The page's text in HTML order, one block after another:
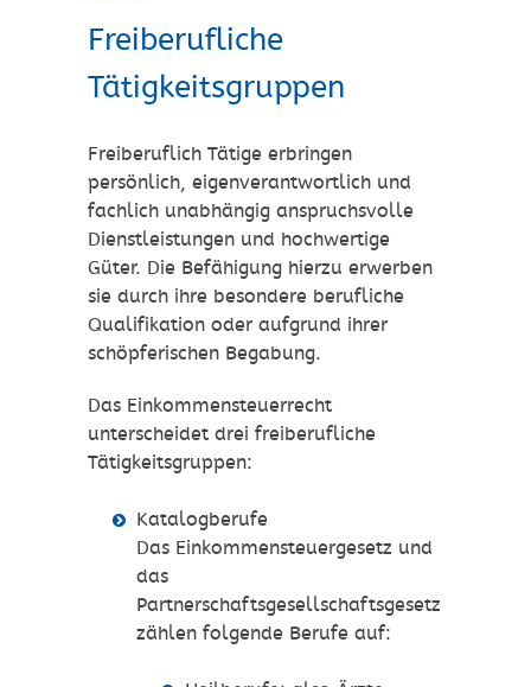
Freiberufliche
Tätigkeitsgruppen
Freiberuflich Tätige erbringen
persönlich, eigenverantwortlich und
fachlich unabhängig anspruchsvolle
Dienstleistungen und hochwertige
Güter. Die Befähigung hierzu erwerben
sie durch ihre besondere berufliche
Qualifikation oder aufgrund ihrer
schöpferischen Begabung.
Das Einkommensteuerrecht
unterscheidet drei freiberufliche
Tätigkeitsgruppen:
Katalogberufe
Das Einkommensteuergesetz und
das
Partnerschaftsgesellschaftsgesetz
zählen folgende Berufe auf: